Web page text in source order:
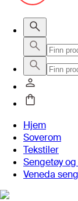
Hjem
Soverom
Tekstiler
Sengetøy
Veneda